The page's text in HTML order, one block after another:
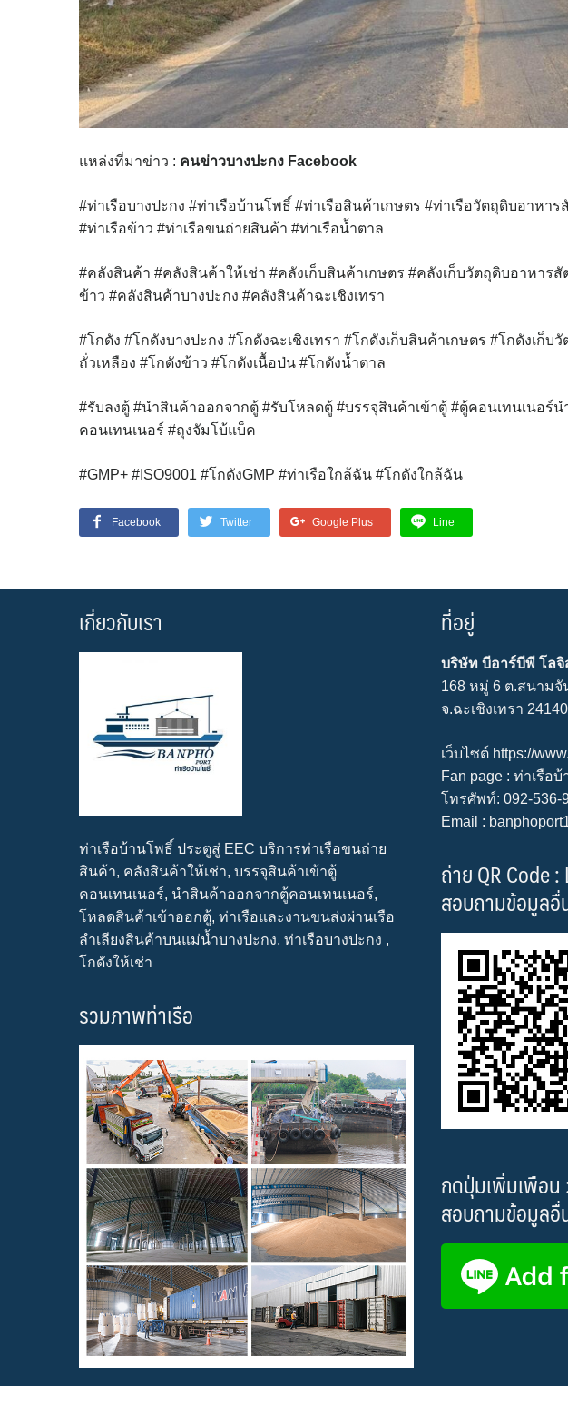
แหล่งที่มาข่าว : คนข่าวบางปะกง Facebook
#ท่าเรือบางปะกง #ท่าเรือบ้านโพธิ์ #ท่าเรือสินค้าเกษตร #ท่าเรือวัตถุดิบอาหา
#ท่าเรือข้าว #ท่าเรือขนถ่ายสินค้า #ท่าเรือน้ำตาล
#คลังสินค้า #คลังสินค้าให้เช่า #คลังเก็บสินค้าเกษตร #คลังเก็บวัตถุดิบอาหาร
ข้าว #คลังสินค้าบางปะกง #คลังสินค้าฉะเชิงเทรา
#โกดัง #โกดังบางปะกง #โกดังฉะเชิงเทรา #โกดังเก็บสินค้าเกษตร #โกดังเก็บ
ถั่วเหลือง #โกดังข้าว #โกดังเนื้อป่น #โกดังน้ำตาล
#รับลงตู้ #นำสินค้าออกจากตู้ #รับโหลดตู้ #บรรจุสินค้าเข้าตู้ #ตู้คอนเทนเนอร์น
คอนเทนเนอร์ #ถุงจัมโบ้แบ็ค
#GMP+ #ISO9001 #โกดังGMP #ท่าเรือใกล้ฉัน #โกดังใกล้ฉัน
Facebook Twitter Google Plus Line
เกี่ยวกับเรา
ท่าเรือบ้านโพธิ์ ประตูสู่ EEC บริการท่าเรือขนถ่าย
สินค้า, คลังสินค้าให้เช่า, บรรจุสินค้าเข้าตู้
คอนเทนเนอร์, นำสินค้าออกจากตู้คอนเทนเนอร์,
โหลดสินค้าเข้าออกตู้, ท่าเรือและงานขนส่งผ่านเรือ
ลำเลียงสินค้าบนแม่น้ำบางปะกง, ท่าเรือบางปะกง ,
โกดังให้เช่า
รวมภาพท่าเรือ
ที่อยู่
บริษัท บีอาร์บีพี โล
168 หมู่ 6 ต.สนาม
จ.ฉะเชิงเทรา 24140
เว็บไซต์ https://
Fan page :ท่าเรือบ้
โทรศัพท์: 092-536-
Email :
ถ่าย QR Code
สอบถามข้อมูลอื่
กดปุ่มเพิ่มเพือน
สอบถามข้อมูลอื่